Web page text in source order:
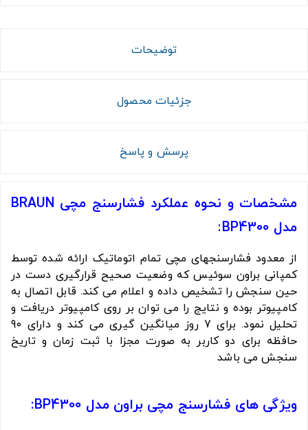
توضیحات
جزئیات محصول
پرسش و پاسخ
مشخصات و نحوه عملکرد فشارسنج مچی BRAUN
مدل BP4300:
از معدود فشارسنجهای مچی تمام اتوماتیک ارائه شده توسط
کمپانی براون سوئیس که وضعیت صحیح قرارگیری دست در
حین سنجش را تشخیص داده و اعلام می کند. قابل اتصال به
کامپیوتر بوده و نتایج را می توان بر روی کامپیوتر دریافت و
تحلیل نمود. برای 7 روز میانگین گیری می کند و دارای 90
حافظه برای دو کاربر به صورت مجزا با ثبت زمان و تاریخ
سنجش می باشد
ویژگی های فشارسنج مچی براون مدل BP4300: